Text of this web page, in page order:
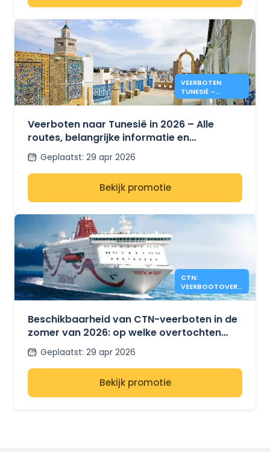
VEERBOTEN
TUNESIË –
PRIJZEN & INFO
Veerboten naar Tunesië in 2026 – Alle
routes, belangrijke informatie en
prijsontwikkelingen voor de zomer
Geplaatst: 29 apr 2026
Bekijk promotie
CTN:
VEERBOOTOVERS
TEKEN NOG
ZOMER 2026
Beschikbaarheid van CTN-veerboten in de
zomer van 2026: op welke overtochten
tussen Tunesië, Frankrijk en Italië is nog
plaats?
Geplaatst: 29 apr 2026
Bekijk promotie